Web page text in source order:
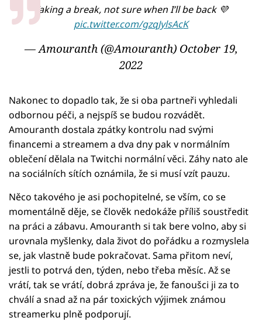
Taking a break, not sure when I’ll be back 💜
pic.twitter.com/gzqJylsAcK
— Amouranth (@Amouranth) October 19,
2022
Nakonec to dopadlo tak, že si oba partneři vyhledali
odbornou péči, a nejspíš se budou rozvádět.
Amouranth dostala zpátky kontrolu nad svými
financemi a streamem a dva dny pak v normálním
oblečení dělala na Twitchi normální věci. Záhy nato ale
na sociálních sítích oznámila, že si musí vzít pauzu.
Něco takového je asi pochopitelné, se vším, co se
momentálně děje, se člověk nedokáže příliš soustředit
na práci a zábavu. Amouranth si tak bere volno, aby si
urovnala myšlenky, dala život do pořádku a rozmyslela
se, jak vlastně bude pokračovat. Sama přitom neví,
jestli to potrvá den, týden, nebo třeba měsíc. Až se
vrátí, tak se vrátí, dobrá zpráva je, že fanoušci ji za to
chválí a snad až na pár toxických výjimek známou
streamerku plně podporují.